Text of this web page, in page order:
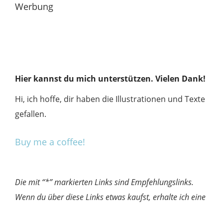
Werbung
Hier kannst du mich unterstützen. Vielen Dank!
Hi, ich hoffe, dir haben die Illustrationen und Texte
gefallen.
Buy me a coffee!
Die mit “*” markierten Links sind Empfehlungslinks.
Wenn du über diese Links etwas kaufst, erhalte ich eine